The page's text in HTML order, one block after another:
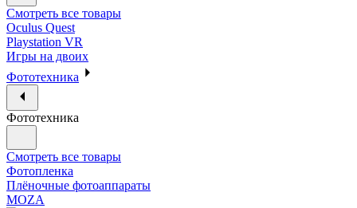
Смотреть все товары
Oculus Quest
Playstation VR
Игры на двоих
Фототехника
Фототехника
Смотреть все товары
Фотопленка
Плёночные фотоаппараты
MOZA